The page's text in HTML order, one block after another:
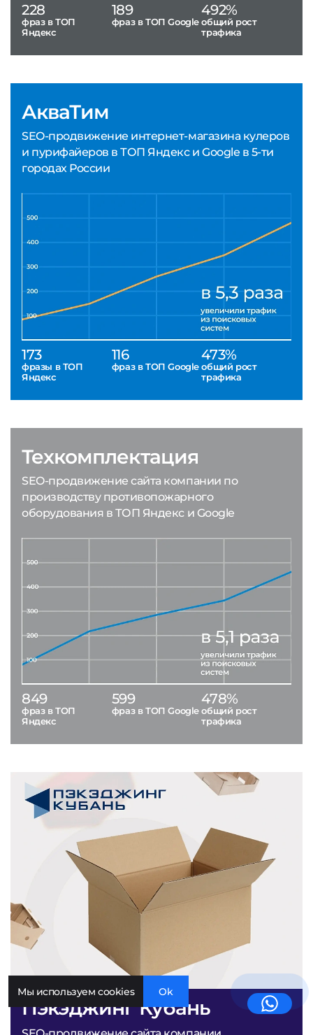
АкваТим
SEO-продвижение интернет-магазина кулеров
и пурифайеров в ТОП Яндекс и Google в 5-ти
городах России
173
фразы в ТОП
Яндекс
116
фраз в ТОП Google
473%
общий рост
трафика
Пэкэджинг Кубань
228
фраз в ТОП
Яндекс
189
фраз в ТОП Google
492%
общий рост
трафика
Техкомплектация
SEO-продвижение сайта компании по
производству противопожарного
оборудования в ТОП Яндекс и Google
849
фраз в ТОП
Яндекс
599
фраз в ТОП Google
478%
общий рост
трафика
Мы используем cookies Ok